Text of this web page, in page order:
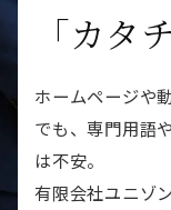
「カタ
ホームページや
でも、専門用語
は不安。
有限会社ユニゾ